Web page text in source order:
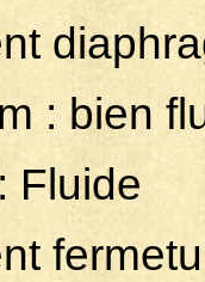
: bien
Fluide